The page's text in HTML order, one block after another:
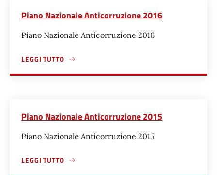
Piano Nazionale Anticorruzione 2016
Piano Nazionale Anticorruzione 2016
LEGGI TUTTO
A PROPOSITO DI PIANO NAZIONALE ANTICORRUZIONE
Piano Nazionale Anticorruzione 2015
Piano Nazionale Anticorruzione 2015
LEGGI TUTTO
A PROPOSITO DI PIANO NAZIONALE ANTICORRUZIONE